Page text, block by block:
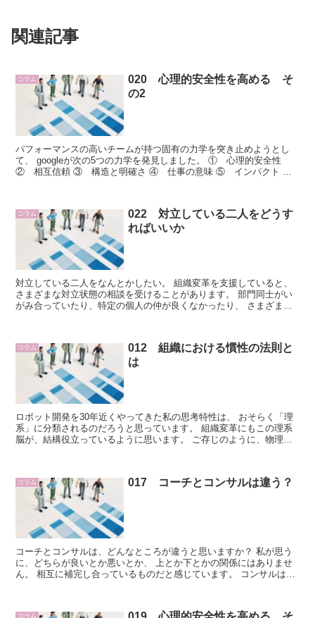
関連記事
コラム
020 心理的安全性を高める そ
の2
パフォーマンスの高いチームが持つ固有の力学を突き止めようとし
て、 googleが次の5つの力学を発見しました。 ① 心理的安全性
② 相互信頼 ③ 構造と明確さ ④ 仕事の意味 ⑤ インパクト こ
コラム
022 対立している二人をどうす
ればいいか
対立している二人をなんとかしたい。 組織変革を支援していると、
さまざまな対立状態の相談を受けることがあります。 部門同士がい
がみ合っていたり、特定の個人の仲が良くなかったり、 さまざまな
コラム
012 組織における慣性の法則と
は
ロボット開発を30年近くやってきた私の思考特性は、 おそらく「理
系」に分類されるのだろうと思っています。 組織変革にもこの理系
脳が、結構役立っているように思います。 ご存じのように、物理学
コラム 017 コーチとコンサルは違う？
コーチとコンサルは、どんなところが違うと思いますか？ 私が思う
に、どちらが良いとか悪いとか、 上とか下とかの関係にはありませ
ん。 相互に補完し合っているものだと感じています。 コンサルは、
コラム